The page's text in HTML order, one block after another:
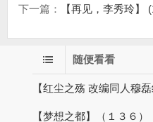
下一篇：
【再见，李秀玲】
随便看看
【红尘之殇 改编同人穆
【梦想之都】（１３６）